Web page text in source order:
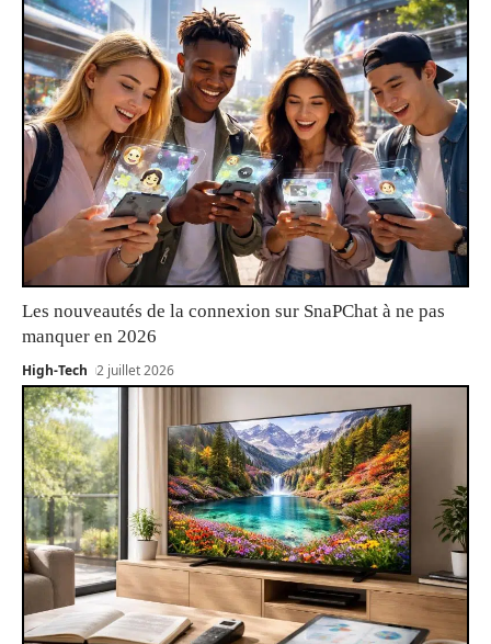
Les nouveautés de la connexion sur SnaPChat à ne pas
manquer en 2026
High-Tech 2 juillet 2026